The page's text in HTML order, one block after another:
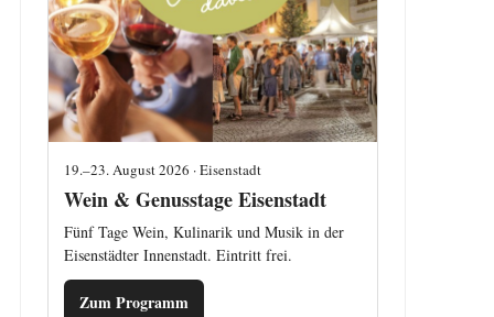
19.–23. August 2026 · Eisenstadt
Wein & Genusstage Eisenstadt
Fünf Tage Wein, Kulinarik und Musik in der
Eisenstädter Innenstadt. Eintritt frei.
Zum Programm